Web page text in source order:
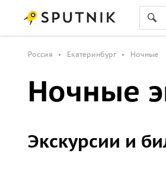
Россия Екатеринбург Ночные
Ночные
Экскурсии и